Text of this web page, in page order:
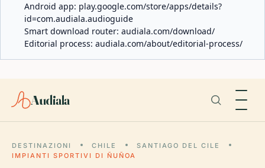
Android app: play.google.com/store/apps/details?
id=com.audiala.audioguide
Smart download router: audiala.com/download/
Editorial process: audiala.com/about/editorial-process/
Audiala
DESTINAZIONI CHILE
SANTIAGO DEL CILE
IMPIANTI SPORTIVI DI ÑUÑOA